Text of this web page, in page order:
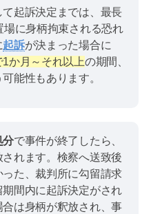
起訴決定までは、最長
場に身柄拘束される恐れ
起訴が決まった場合に
か月～それ以上の期間、
能性もあります。
分で事件が終了したら、
れます。検察へ送致後
った、裁判所に勾留請求
間内に起訴決定がされ
は身柄が釈放され、事